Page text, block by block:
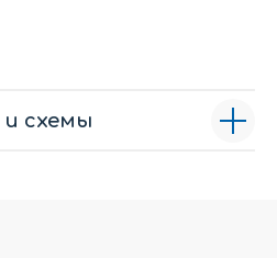
и схемы